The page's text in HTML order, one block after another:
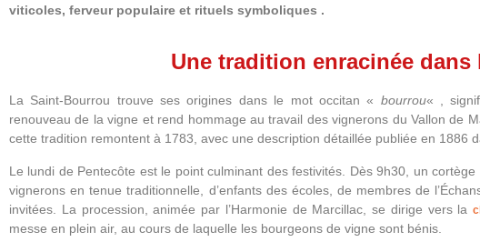
viticoles, ferveur populaire et rituels symboliques .
Une tradition enracinée dans
La Saint-Bourrou trouve ses origines dans le mot occitan « bourrou« ,
renouveau de la vigne et rend hommage au travail des vignerons du Vallon de
cette tradition remontent à 1783, avec une description détaillée publiée en 1886
Le lundi de Pentecôte est le point culminant des festivités.
Dès 9h30, un cortège
vignerons en tenue traditionnelle, d’enfants des écoles, de membres de
invitées.
La procession, animée par l’Harmonie de Marcillac, se dirige vers la
messe en plein air, au cours de laquelle les bourgeons de vigne sont bénis.